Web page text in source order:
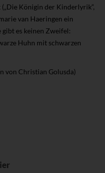
Königin der Kinderlyrik“,
van Haeringen ein
es keinen Zweifel:
Huhn mit schwarzen
von Christian Golusda)